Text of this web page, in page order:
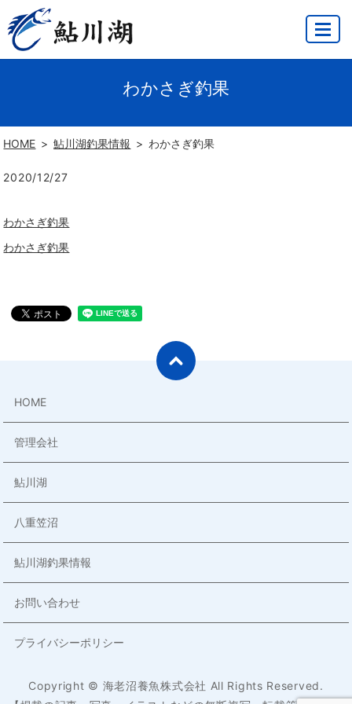
MENU
わかさぎ釣果
HOME 鮎川湖釣果情報 わかさぎ釣果
2020/12/27
わかさぎ釣果
わかさぎ釣果
HOME
管理会社
鮎川湖
八重笠沼
鮎川湖釣果情報
お問い合わせ
プライバシーポリシー
Copyright © 海老沼養魚株式会社 All Rights Reserved.